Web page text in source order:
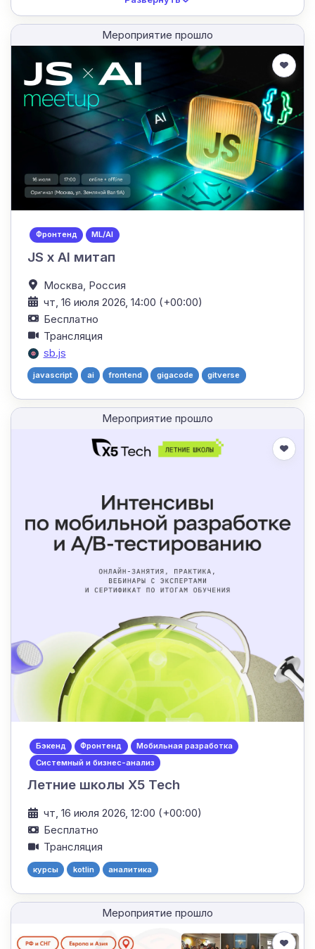
Мероприятие прошло
Фронтенд ML/AI
JS x AI митап
Москва, Россия
чт, 16 июля 2026, 14:00 (+00:00)
Бесплатно
Трансляция
sb.js
javascript ai frontend gigacode gitverse
Мероприятие прошло
Бэкенд Фронтенд
Мобильная разработка
Системный и бизнес-анализ
Летние школы X5 Tech
чт, 16 июля 2026, 12:00 (+00:00)
Бесплатно
Трансляция
курсы kotlin аналитика
Мероприятие прошло